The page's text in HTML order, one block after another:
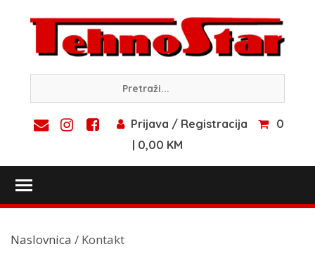
content
Prijava / Registracija
0
| 0,00 KM
Naslovnica / Kontakt